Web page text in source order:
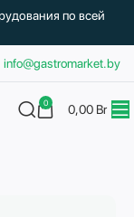
info@gastromarket.by
0 0,00 Br
по всей